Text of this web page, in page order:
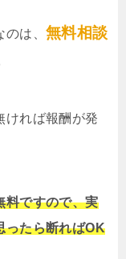
は、 無料相談
ければ報酬が発
料ですので、実
ったら断ればOK